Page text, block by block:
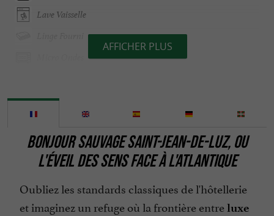
Lave Vaisselle
Ouvert 7 jours sur 7
Parle anglais
Parle espagnol
Parle français
Piscine
AFFICHER PLUS
BONJOUR SAUVAGE SAINT-JEAN-DE-LUZ, OU
L'ÉVEIL DES SENS FACE À L'ATLANTIQUE
Oubliez les standards classiques de l'hôtellerie
et imaginez un refuge où la frontière entreluxe